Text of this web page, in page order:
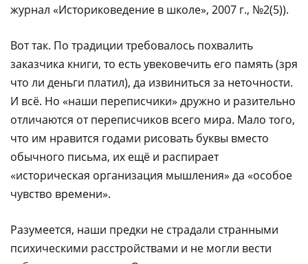
журнал «Историковедение в школе», 2007 г., №2(5)).
Вот так. По традиции требовалось похвалить
заказчика книги, то есть увековечить его память (зря
что ли деньги платил), да извиниться за неточности.
И всё. Но «наши переписчики» дружно и разительно
отличаются от переписчиков всего мира. Мало того,
что им нравится годами рисовать буквы вместо
обычного письма, их ещё и распирает
«историческая организация мышления» да «особое
чувство времени».
Разумеется, наши предки не страдали странными
психическими расстройствами и не могли вести